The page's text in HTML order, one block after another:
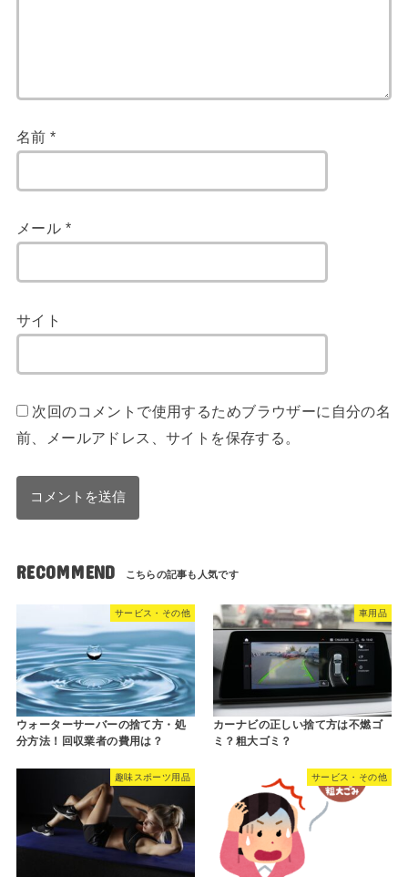
名前*
メール *
サイト
次回のコメントで使用するためブラウザーに自分の名
前、メールアドレス、サイトを保存する。
RECOMMEND
サービス・その他
ウォーターサーバーの捨て方・処
分方法！回収業者の費用は？
車用品
カーナビの正しい捨て方は不燃ゴ
ミ？粗大ゴミ？
趣味スポーツ用品 サービス・その他